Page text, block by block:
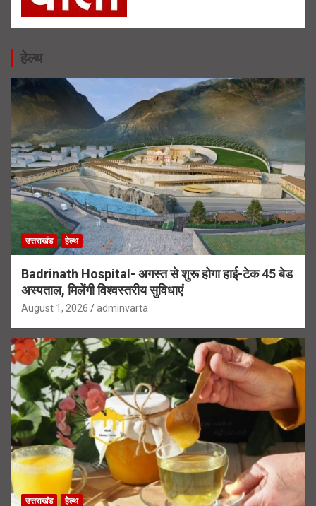
हेल्थ
उत्तराखंड हेल्थ
Badrinath Hospital- अगस्त से शुरू होगा हाई-टेक 45 बेड
अस्पताल, मिलेंगी विश्वस्तरीय सुविधाएं
August 1, 2026 adminvarta
उत्तराखंड हेल्थ